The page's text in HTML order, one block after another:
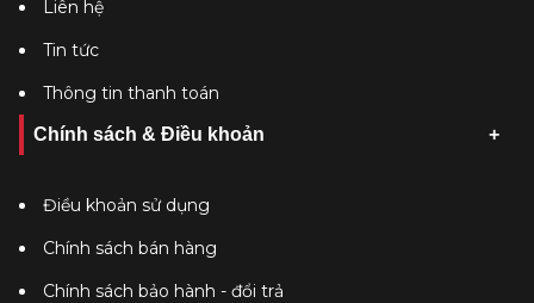
Liên hệ
Tin tức
Thông tin thanh toán
Chính sách & Điều khoản
Điều khoản sử dụng
Chính sách bán hàng
Chính sách bảo hành - đổi trả